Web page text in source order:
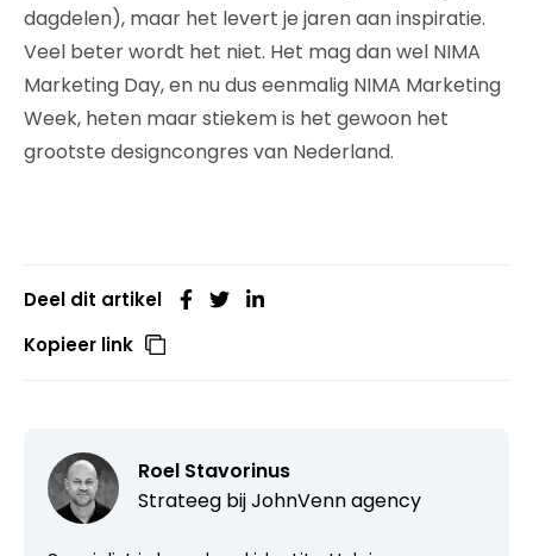
dagdelen), maar het levert je jaren aan inspiratie.
Veel beter wordt het niet. Het mag dan wel NIMA
Marketing Day, en nu dus eenmalig NIMA Marketing
Week, heten maar stiekem is het gewoon het
grootste designcongres van Nederland.
Deel dit artikel
Kopieer link
Roel Stavorinus
Strateeg bijJohnVenn agency